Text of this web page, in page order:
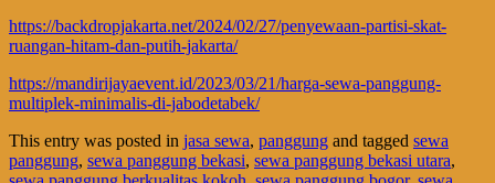
https://backdropjakarta.net/2024/02/27/penyewaan-partisi-skat-
ruangan-hitam-dan-putih-jakarta/
https://mandirijayaevent.id/2023/03/21/harga-sewa-panggung-
multiplek-minimalis-di-jabodetabek/
This entry was posted in jasa sewa, panggung and tagged sewa
panggung, sewa panggung bekasi, sewa panggung bekasi utara,